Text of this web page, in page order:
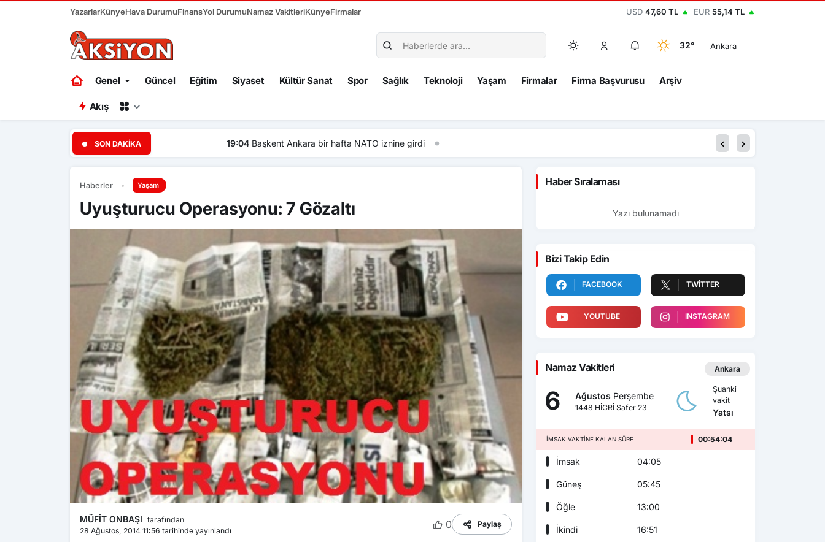
YazarlarKünyeHava DurumuFinansYol DurumuNamaz VakitleriKünyeFirmalar USD 47,60 TL EUR 55,14 TL
32° Ankara
Genel Güncel Eğitim Siyaset Kültür Sanat Spor Sağlık Teknoloji Yaşam Firmalar Firma Başvurusu Arşiv
Akış
SON DAKIKA Başkent Ankara bir hafta NATO iznine girdi
Haberler Yaşam
Uyuşturucu Operasyonu: 7 Gözaltı
MÜFİT ONBAŞI tarafından
28 Ağustos, 2014 11:56 tarihinde yayınlandı
0 Paylaş
Haber Sıralaması
Yazı bulunamadı
Bizi Takip Edin
FACEBOOK TWITTER
YOUTUBE INSTAGRAM
Namaz Vakitleri Ankara
6 Ağustos Perşembe
1448 HİCRİ Safer 23
Şuanki
vakit
Yatsı
İMSAK VAKTINE KALAN SÜRE 00:54:02
İmsak 04:05
Güneş 05:45
Öğle 13:00
İkindi 16:51